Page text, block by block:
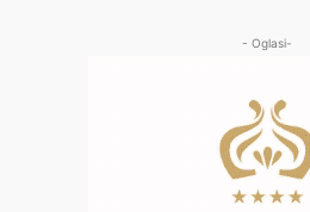
- Oglasi-